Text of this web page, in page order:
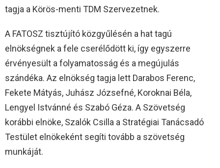
tagja a Körös-menti TDM Szervezetnek.
A FATOSZ tisztújító közgyűlésén a hat tagú
elnökségnek a fele cserélődött ki, így egyszerre
érvényesült a folyamatosság és a megújulás
szándéka. Az elnökség tagja lett Darabos Ferenc,
Fekete Mátyás, Juhász Józsefné, Koroknai Béla,
Lengyel Istvánné és Szabó Géza. A Szövetség
korábbi elnöke, Szalók Csilla a Stratégiai Tanácsadó
Testület elnökeként segíti tovább a szövetség
munkáját.